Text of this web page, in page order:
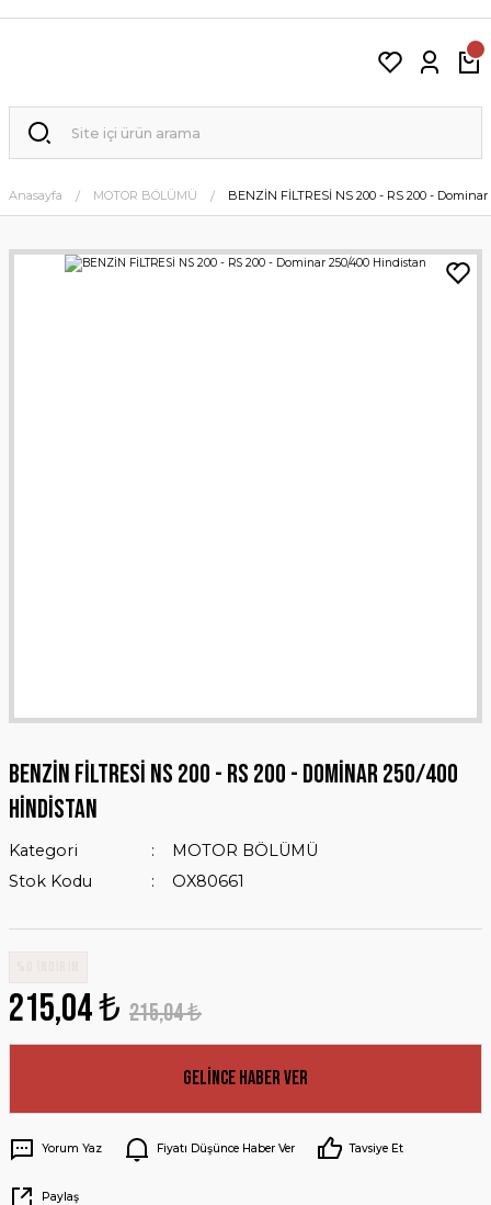
Anasayfa MOTOR BÖLÜMÜ BENZİN FİLTRESİ NS 200 - RS 200 -
BENZİN FİLTRESİ NS 200 - RS 200 - Dominar 250/400
Hindistan
Kategori
MOTOR BÖLÜMÜ
Stok Kodu
OX80661
215,04 ₺ 215,04 ₺
Gelince Haber Ver
Yorum Yaz Fiyatı Düşünce Haber Ver Tavsiye Et
Paylaş